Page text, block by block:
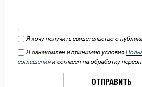
Я хочу получить свидетельство о
Я ознакомлен и принимаю условия
соглашения и согласен на обработку
ОТПРАВИТЬ